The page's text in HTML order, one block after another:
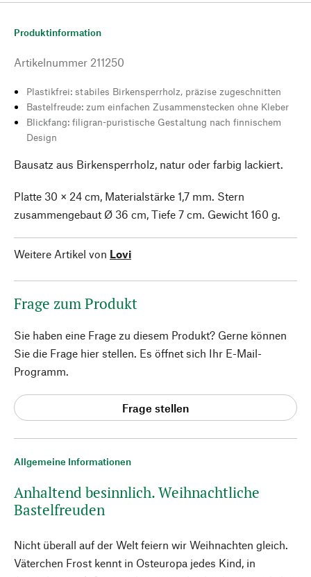
Allgemeine Informationen
Anhaltend besinnlich. Weihnachtliche
Bastelfreuden
Nicht überall auf der Welt feiern wir Weihnachten gleich.
Väterchen Frost kennt in Osteuropa jedes Kind, in
Produktinformation
Artikelnummer 211250
Plastikfrei: stabiles Birkensperrholz, präzise zugeschnitten
Bastelfreude: zum einfachen Zusammenstecken ohne Kleber
Blickfang: filigran-puristische Gestaltung nach finnischem
Design
Bausatz aus Birkensperrholz, natur oder farbig lackiert.
Platte 30 × 24 cm, Materialstärke 1,7 mm. Stern
zusammengebaut Ø 36 cm, Tiefe 7 cm. Gewicht 160 g.
Weitere Artikel von Lovi
Frage zum Produkt
Sie haben eine Frage zu diesem Produkt? Gerne können
Sie die Frage hier stellen. Es öffnet sich Ihr E-Mail-
Programm.
Frage stellen